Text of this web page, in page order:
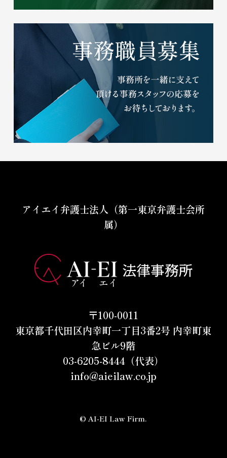
アイエイ弁護士法人（第一東京弁護士会所
属）
〒100-0011
東京都千代田区内幸町一丁目3番2号 内幸町東
急ビル9階
03-6205-8444（代表）
info@aieilaw.co.jp
© AI-EI Law Firm.